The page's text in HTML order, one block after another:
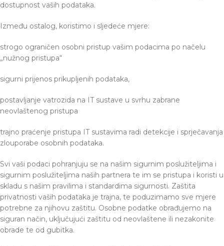
dostupnost vaših podataka.
Između ostalog, koristimo i sljedeće mjere:
strogo ograničen osobni pristup vašim podacima po načelu
„nužnog pristupa“
sigurni prijenos prikupljenih podataka,
postavljanje vatrozida na IT sustave u svrhu zabrane
neovlaštenog pristupa
trajno praćenje pristupa IT sustavima radi detekcije i sprječavanja
zlouporabe osobnih podataka.
Svi vaši podaci pohranjuju se na našim sigurnim poslužiteljima i
sigurnim poslužiteljima naših partnera te im se pristupa i koristi u
skladu s našim pravilima i standardima sigurnosti. Zaštita
privatnosti vaših podataka je trajna, te poduzimamo sve mjere
potrebne za njihovu zaštitu. Osobne podatke obrađujemo na
siguran način, uključujući zaštitu od neovlaštene ili nezakonite
obrade te od gubitka.